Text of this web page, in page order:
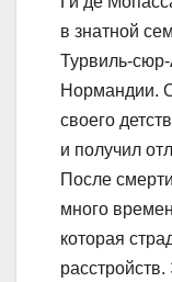
в знатной
Турвиль-
Нормандии.
своего
и получил
После
много
которая